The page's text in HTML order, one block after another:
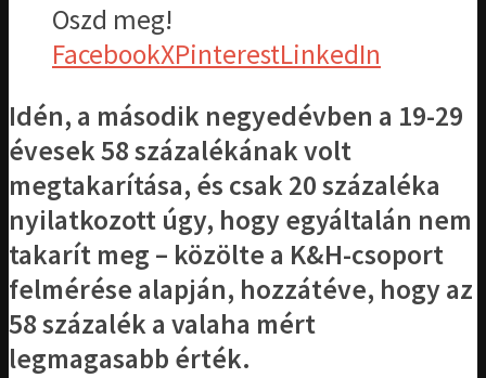
Oszd meg!
FacebookXPinterestLinkedIn
Idén, a második negyedévben a 19-29
évesek 58 százalékának volt
megtakarítása, és csak 20 százaléka
nyilatkozott úgy, hogy egyáltalán nem
takarít meg – közölte a K&H-csoport
felmérése alapján, hozzátéve, hogy az
58 százalék a valaha mért
legmagasabb érték.